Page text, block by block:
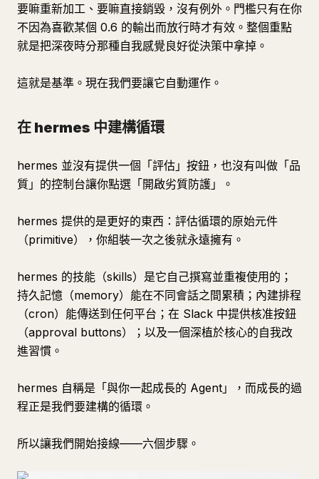
要嘛重新加工、要嘛直接銷毀，沒有例外。門檻只有在你
不因為喜歡某個 0.6 的輸出而放行時才有效。整個重點
就是把深夜時分那種自我感覺良好從決策中拿掉。
這就是基準。現在我們要讓它自動運作。
在 hermes 中建構循環
hermes 並沒有提供一個「評估」按鈕，也沒有叫做「品
質」的控制台讓你點選「開啟劣質防護」。
hermes 提供的是更好的東西：評估循環的原始元件
（primitive），你組裝一次之後就永遠擁有。
hermes 的技能（skills）是它自己撰寫並重複使用的；
持久記憶（memory）能在不同會話之間累積；內建排程
（cron）能傳送到任何平台；在 Slack 中提供核准按鈕
（approval buttons）；以及一個深植於核心的自我改
進習慣。
hermes 自稱是「與你一起成長的 Agent」，而成長的過
程正是我們要建構的循環。
所以讓我們開始接線——六個步驟。